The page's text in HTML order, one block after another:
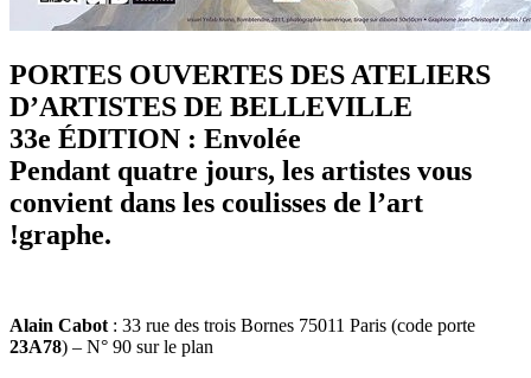
PORTES OUVERTES DES ATELIERS
D’ARTISTES DE BELLEVILLE
33e ÉDITION : Envolée
Pendant quatre jours, les artistes vous
convient dans les coulisses de l’art
!graphe.
Alain Cabot : 33 rue des trois Bornes 75011 Paris (code porte
23A78) – N° 90 sur le plan